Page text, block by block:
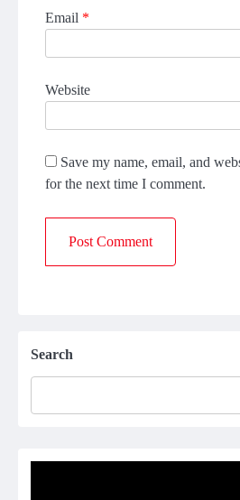
Email *
Website
Save my name, email, and
for the next time I comment.
Search